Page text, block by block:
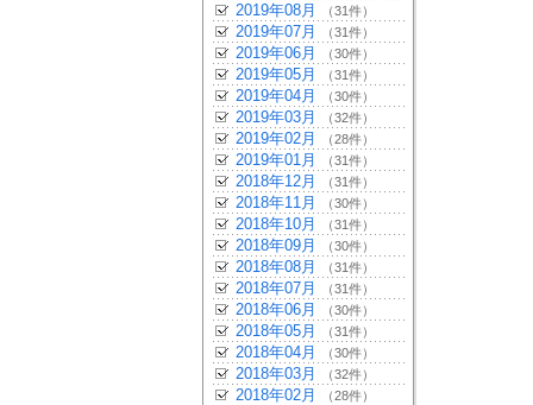
2019年08月 （31件）
2019年07月 （31件）
2019年06月 （30件）
2019年05月 （31件）
2019年04月 （30件）
2019年03月 （32件）
2019年02月 （28件）
2019年01月 （31件）
2018年12月 （31件）
2018年11月 （30件）
2018年10月 （31件）
2018年09月 （30件）
2018年08月 （31件）
2018年07月 （31件）
2018年06月 （30件）
2018年05月 （31件）
2018年04月 （30件）
2018年03月 （32件）
2018年02月 （28件）